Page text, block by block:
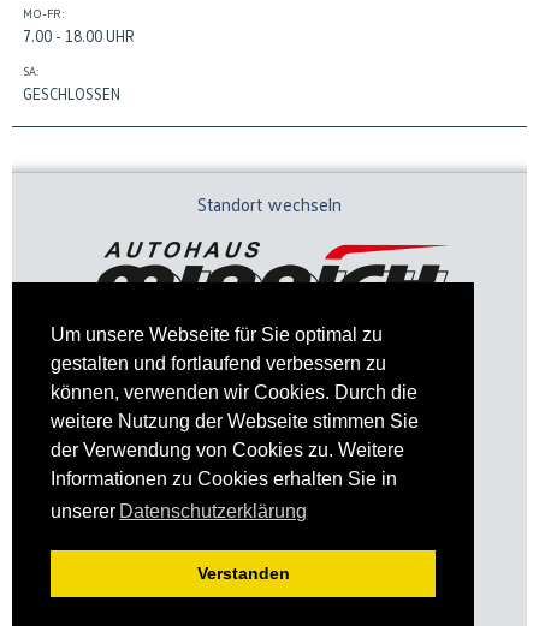
Um unsere Webseite für Sie optimal zu
gestalten und fortlaufend verbessern zu
können, verwenden wir Cookies. Durch die
weitere Nutzung der Webseite stimmen Sie
der Verwendung von Cookies zu. Weitere
Informationen zu Cookies erhalten Sie in
unserer Datenschutzerklärung
Verstanden
MO-FR:
7.00 - 18.00 UHR
SA:
GESCHLOSSEN
Standort wechseln
Impressum Datenschutz